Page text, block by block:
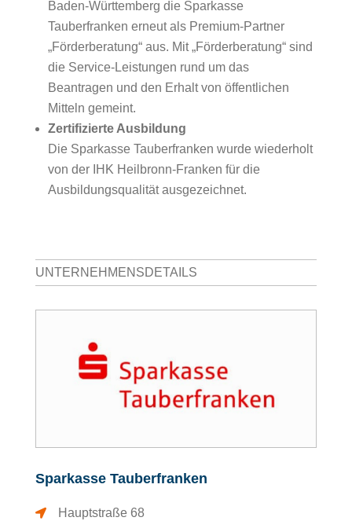
Baden-Württemberg die Sparkasse
Tauberfranken erneut als Premium-Partner
„Förderberatung“ aus. Mit „Förderberatung“ sind
die Service-Leistungen rund um das
Beantragen und den Erhalt von öffentlichen
Mitteln gemeint.
Zertifizierte Ausbildung
Die Sparkasse Tauberfranken wurde wiederholt
von der IHK Heilbronn-Franken für die
Ausbildungsqualität ausgezeichnet.
UNTERNEHMENSDETAILS
Sparkasse Tauberfranken
 Hauptstraße 68